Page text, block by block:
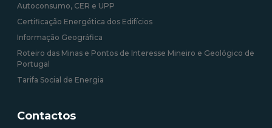
Autoconsumo, CER e UPP
Certificação Energética dos Edifícios
Informação Geográfica
Roteiro das Minas e Pontos de Interesse Mineiro e Geológico de
Portugal
Tarifa Social de Energia
Contactos